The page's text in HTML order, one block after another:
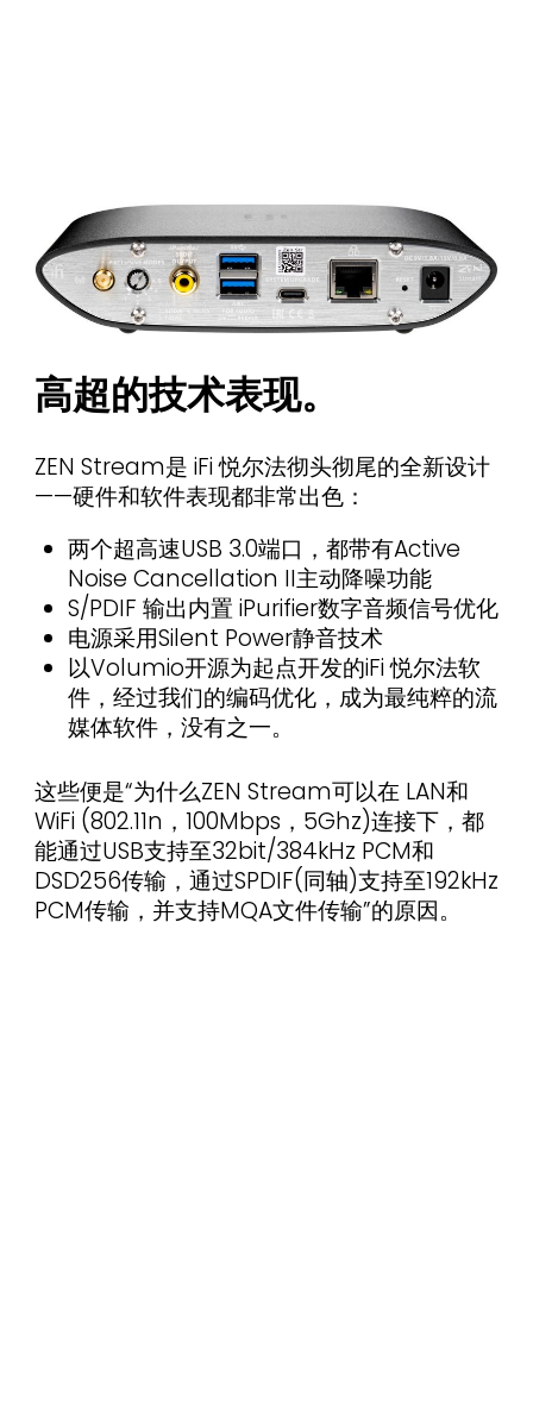
高超的技术表现。
ZEN Stream是 iFi 悦尔法彻头彻尾的全新设计
——硬件和软件表现都非常出色：
两个超高速USB 3.0端口，都带有Active
Noise Cancellation II主动降噪功能
S/PDIF 输出内置 iPurifier数字音频信号优化
电源采用Silent Power静音技术
以Volumio开源为起点开发的iFi 悦尔法软
件，经过我们的编码优化，成为最纯粹的流
媒体软件，没有之一。
这些便是“为什么ZEN Stream可以在 LAN和
WiFi (802.11n，100Mbps，5Ghz)连接下，都
能通过USB支持至32bit/384kHz PCM和
DSD256传输，通过SPDIF(同轴)支持至192kHz
PCM传输，并支持MQA文件传输”的原因。